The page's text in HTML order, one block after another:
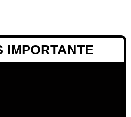
IMPORTANTE